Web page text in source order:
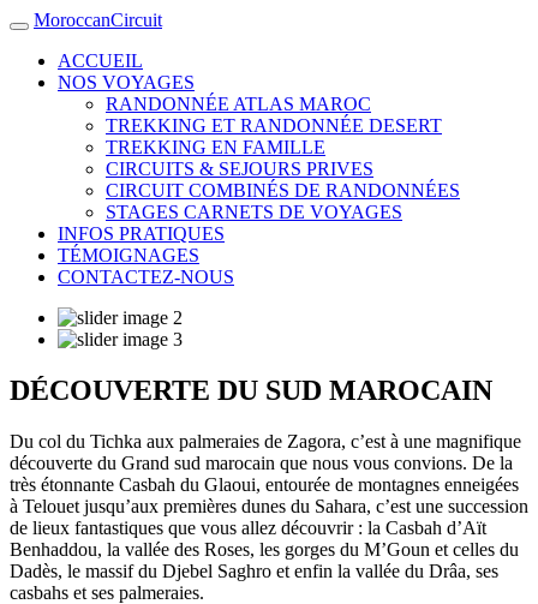
MoroccanCircuit
ACCUEIL
NOS VOYAGES
RANDONNÉE ATLAS MAROC
TREKKING ET RANDONNÉE DESERT
TREKKING EN FAMILLE
CIRCUITS & SEJOURS PRIVES
CIRCUIT COMBINÉS DE RANDONNÉES
STAGES CARNETS DE VOYAGES
INFOS PRATIQUES
TÉMOIGNAGES
CONTACTEZ-NOUS
DÉCOUVERTE DU SUD MAROCAIN
Du col du Tichka aux palmeraies de Zagora, c’est à une magnifique
découverte du Grand sud marocain que nous vous convions. De la
très étonnante Casbah du Glaoui, entourée de montagnes enneigées
à Telouet jusqu’aux premières dunes du Sahara, c’est une succession
de lieux fantastiques que vous allez découvrir : la Casbah d’Aït
Benhaddou, la vallée des Roses, les gorges du M’Goun et celles du
Dadès, le massif du Djebel Saghro et enfin la vallée du Drâa, ses
casbahs et ses palmeraies.